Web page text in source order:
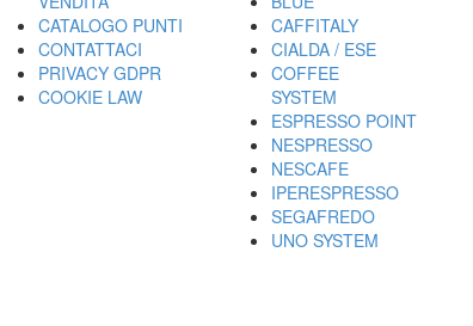
CATALOGO PUNTI
CONTATTACI
PRIVACY GDPR
COOKIE LAW
CAFFITALY
CIALDA / ESE
COFFEE
SYSTEM
ESPRESSO POINT
NESPRESSO
NESCAFE
IPERESPRESSO
SEGAFREDO
UNO SYSTEM